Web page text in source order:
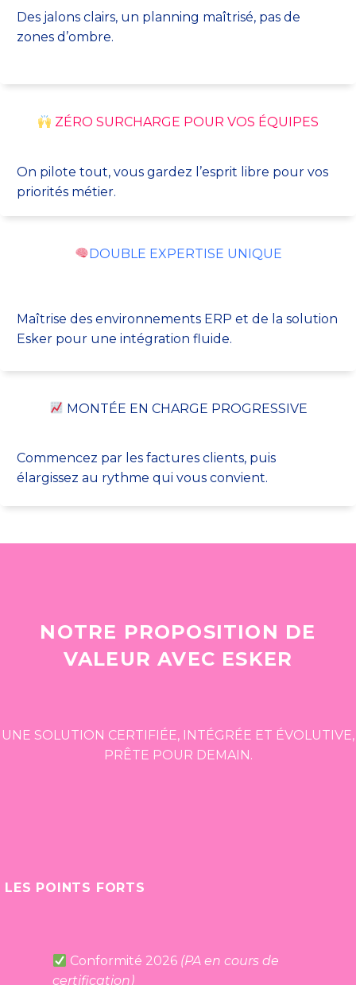
Des jalons clairs, un planning maîtrisé, pas de
zones d’ombre.
ZÉRO SURCHARGE POUR VOS ÉQUIPES
On pilote tout, vous gardez l’esprit libre pour vos
priorités métier.
DOUBLE EXPERTISE UNIQUE
Maîtrise des environnements ERP et de la solution
Esker pour une intégration fluide.
MONTÉE EN CHARGE PROGRESSIVE
Commencez par les factures clients, puis
élargissez au rythme qui vous convient.
NOTRE PROPOSITION DE
VALEUR AVEC ESKER
UNE SOLUTION CERTIFIÉE, INTÉGRÉE ET ÉVOLUTIVE,
PRÊTE POUR DEMAIN.
LES POINTS FORTS
Conformité 2026 (PA en cours de
certification)